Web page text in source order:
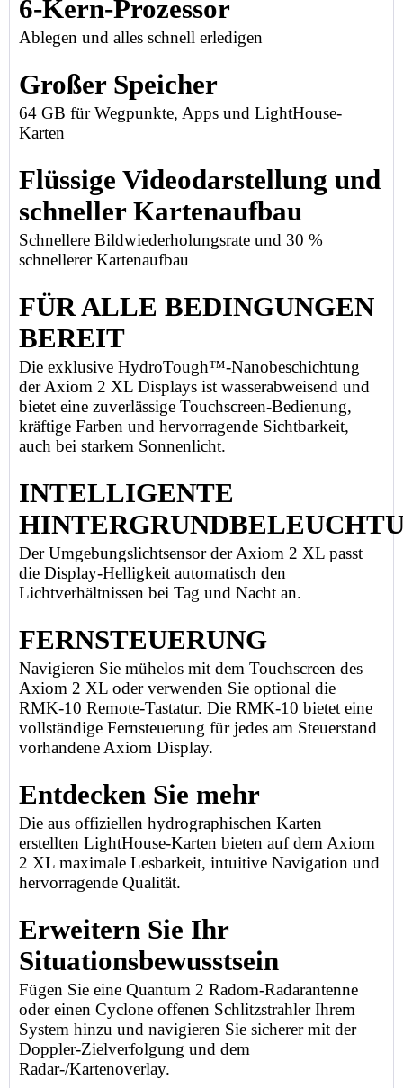
6-Kern-Prozessor
Ablegen und alles schnell erledigen
Großer Speicher
64 GB für Wegpunkte, Apps und LightHouse-
Karten
Flüssige Videodarstellung und
schneller Kartenaufbau
Schnellere Bildwiederholungsrate und 30 %
schnellerer Kartenaufbau
FÜR ALLE BEDINGUNGEN
BEREIT
Die exklusive HydroTough™-Nanobeschichtung
der Axiom 2 XL Displays ist wasserabweisend und
bietet eine zuverlässige Touchscreen-Bedienung,
kräftige Farben und hervorragende Sichtbarkeit,
auch bei starkem Sonnenlicht.
INTELLIGENTE
Der Umgebungslichtsensor der Axiom 2 XL passt
die Display-Helligkeit automatisch den
Lichtverhältnissen bei Tag und Nacht an.
FERNSTEUERUNG
Navigieren Sie mühelos mit dem Touchscreen des
Axiom 2 XL oder verwenden Sie optional die
RMK-10 Remote-Tastatur. Die RMK-10 bietet eine
vollständige Fernsteuerung für jedes am Steuerstand
vorhandene Axiom Display.
Entdecken Sie mehr
Die aus offiziellen hydrographischen Karten
erstellten LightHouse-Karten bieten auf dem Axiom
2 XL maximale Lesbarkeit, intuitive Navigation und
hervorragende Qualität.
Erweitern Sie Ihr
Situationsbewusstsein
Fügen Sie eine Quantum 2 Radom-Radarantenne
oder einen Cyclone offenen Schlitzstrahler Ihrem
System hinzu und navigieren Sie sicherer mit der
Doppler-Zielverfolgung und dem
Radar-/Kartenoverlay.